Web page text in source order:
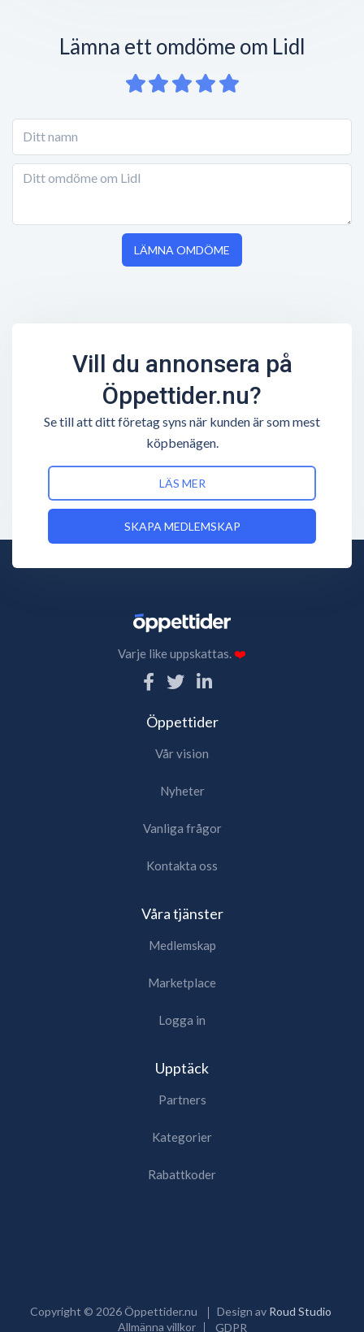
Lämna ett omdöme om Lidl
LÄMNA OMDÖME
Vill du annonsera på
Öppettider.nu?
Se till att ditt företag syns när kunden är som mest
köpbenägen.
LÄS MER
SKAPA MEDLEMSKAP
Varje like uppskattas.❤️
Öppettider
Vår vision
Nyheter
Vanliga frågor
Kontakta oss
Våra tjänster
Medlemskap
Marketplace
Logga in
Upptäck
Partners
Kategorier
Rabattkoder
Copyright © 2026Öppettider.nu Design av Roud Studio
Allmänna villkor
GDPR